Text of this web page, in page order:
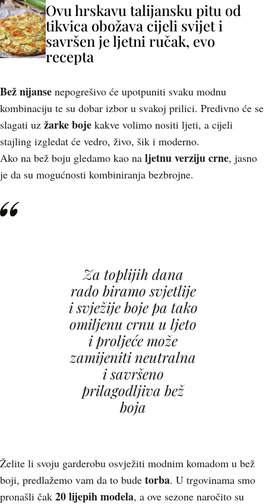
Ovu hrskavu talijansku pitu od
tikvica obožava cijeli svijet i
savršen je ljetni ručak, evo
recepta
Bež nijanse nepogrešivo će upotpuniti svaku modnu
kombinaciju te su dobar izbor u svakoj prilici. Predivno će se
slagati uz žarke boje kakve volimo nositi ljeti, a cijeli
stajling izgledat će vedro, živo, šik i moderno.
Ako na bež boju gledamo kao na ljetnu verziju crne, jasno
je da su mogućnosti kombiniranja bezbrojne.
Za toplijih dana
rado biramo svjetlije
i svježije boje pa tako
omiljenu crnu u ljeto
i proljeće može
zamijeniti neutralna
i savršeno
prilagodljiva bež
boja
Želite li svoju garderobu osvježiti modnim komadom u bež
boji, predlažemo vam da to bude torba. U trgovinama smo
pronašli čak 20 lijepih modela, a ove sezone naročito su